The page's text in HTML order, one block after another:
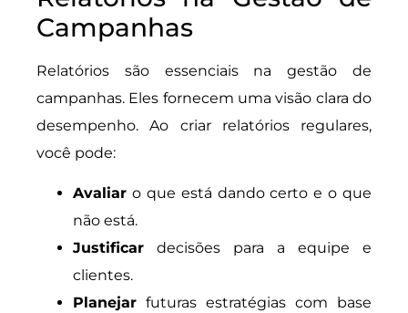
Campanhas
Relatórios são essenciais na gestão de
campanhas. Eles fornecem uma visão clara do
desempenho. Ao criar relatórios regulares,
você pode:
Avaliar o que está dando certo e o que
não está.
Justificar decisões para a equipe e
clientes.
Planejar futuras estratégias com base